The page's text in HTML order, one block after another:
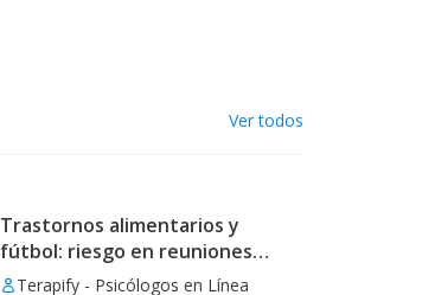
Ver todos
Trastornos alimentarios y
fútbol: riesgo en reuniones
mundialistas
Terapify - Psicólogos en Línea